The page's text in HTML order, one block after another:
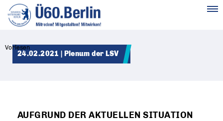
Vorlesen
24.02.2021 | Plenum der LSV
AUFGRUND DER AKTUELLEN SITUATION